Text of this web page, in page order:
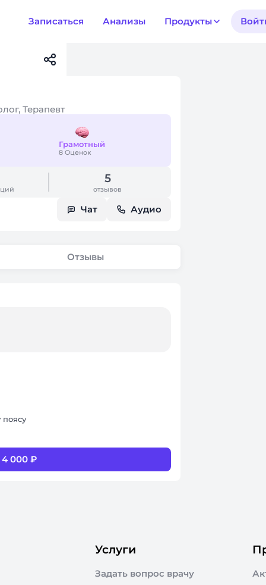
Записаться Анализы Продукты
Терапевт
Грамотный
8 Оценок
5
отзывов
Чат Аудио
Отзывы
поясу
4 000 ₽
Услуги
Задать вопрос врачу